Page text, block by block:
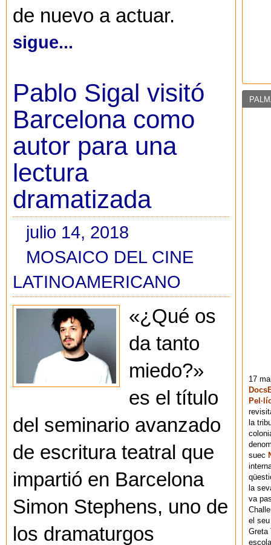
de nuevo a actuar.
sigue...
Pablo Sigal visitó
Barcelona como
autor para una
lectura
dramatizada
julio 14, 2018
MOSAICO DEL CINE
LATINOAMERICANO
«¿Qué os
da tanto
miedo?»
es el título
del seminario avanzado
de escritura teatral que
impartió en Barcelona
Simon Stephens, uno de
los dramaturgos
17
la
suec
la
va
el
Greta